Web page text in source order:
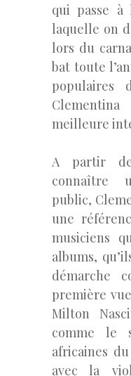
qui passe
laquelle on
lors du
bat toute
populaires
meilleure
A partir
connaître
public,
une
musiciens
albums,
démarche
première
Milton
comme le
africaines
avec la